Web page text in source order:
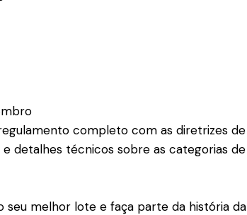
completo com as diretrizes de
detalhes técnicos sobre as categorias de
seu melhor lote e faça parte da história da